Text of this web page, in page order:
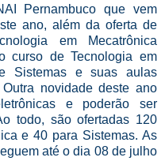
Pernambuco que vem
ano, além da oferta de
em Mecatrônica
curso de Tecnologia em
Sistemas e suas aulas
novidade deste ano
e poderão ser
todo, são ofertadas 120
e 40 para Sistemas. As
até o dia 08 de julho